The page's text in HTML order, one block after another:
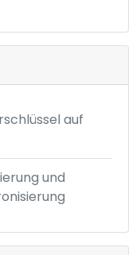
auf
und